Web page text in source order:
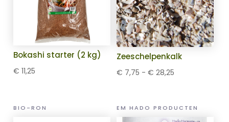
Bokashi starter (2 kg)
€ 11,25
Zeeschelpenkalk
€ 7,75 - € 28,25
€ 28,25
BIO-RON EM HADO PRODUCTEN